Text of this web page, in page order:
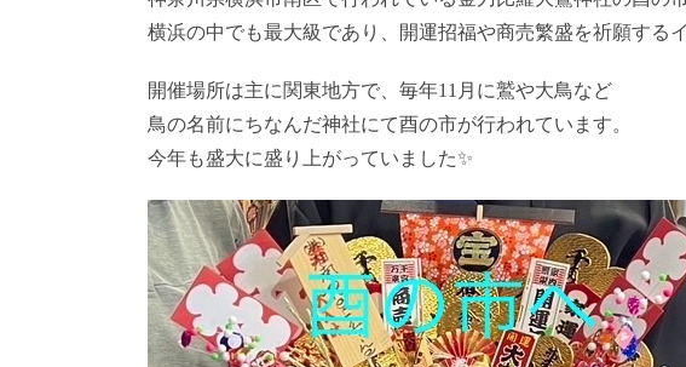
横浜の中でも最大級であり、開運招福や商売繁盛を祈願する
開催場所は主に関東地方で、毎年11月に鷲や大鳥など
鳥の名前にちなんだ神社にて酉の市が行われています。
今年も盛大に盛り上がっていました✨